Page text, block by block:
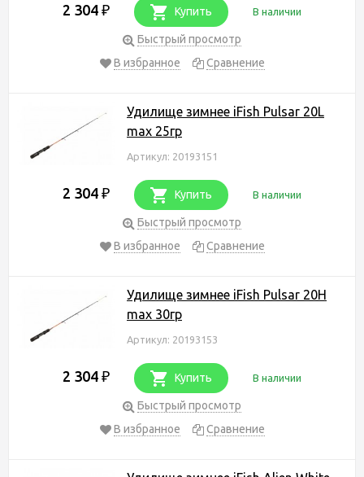
2 304 ₽ Купить В наличии
Быстрый просмотр
В избранное
Сравнение
Удилище зимнее iFish Pulsar 20L
max 25гр
Артикул: 20193151
2 304 ₽ Купить В наличии
Быстрый просмотр
В избранное
Сравнение
Удилище зимнее iFish Pulsar 20H
max 30гр
Артикул: 20193153
2 304 ₽ Купить В наличии
Быстрый просмотр
В избранное
Сравнение